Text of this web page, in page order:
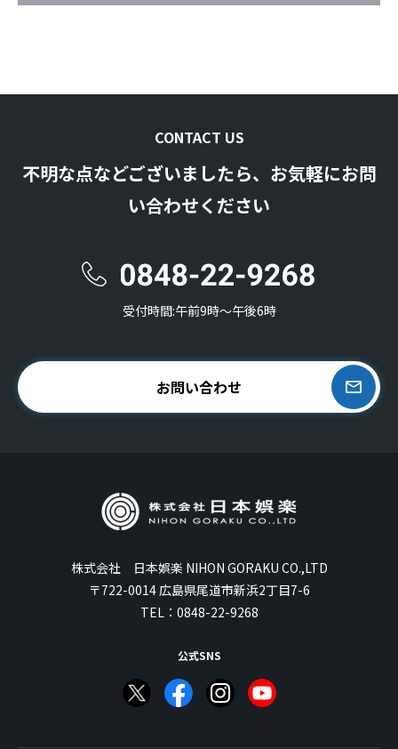
CONTACT US
不明な点などございましたら、お気軽にお問
い合わせください
受付時間:午前9時〜午後6時
お問い合わせ
株式会社 日本娯楽 NIHON GORAKU CO.,LTD
〒722-0014 広島県尾道市新浜2丁目7-6
TEL： 0848-22-9268
公式SNS